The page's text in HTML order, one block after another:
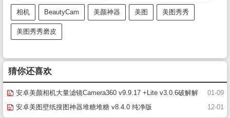
相机 BeautyCam 美颜神器 美图 美图秀秀
美图秀秀磨皮
猜你还喜欢
01-09
安卓美颜相机大量滤镜Camera360 v9.9.17 +Lite v3.0.6破解解
锁VIP(相机360下载安装)
12-01
安卓美图壁纸搜图神器堆糖堆糖 v8.4.0 纯净版